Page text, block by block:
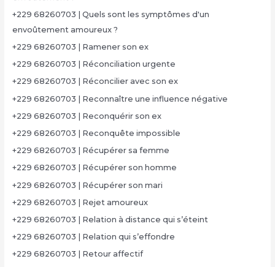
+229 68260703 | Quels sont les symptômes d'un
envoûtement amoureux ?
+229 68260703 | Ramener son ex
+229 68260703 | Réconciliation urgente
+229 68260703 | Réconcilier avec son ex
+229 68260703 | Reconnaître une influence négative
+229 68260703 | Reconquérir son ex
+229 68260703 | Reconquête impossible
+229 68260703 | Récupérer sa femme
+229 68260703 | Récupérer son homme
+229 68260703 | Récupérer son mari
+229 68260703 | Rejet amoureux
+229 68260703 | Relation à distance qui s’éteint
+229 68260703 | Relation qui s’effondre
+229 68260703 | Retour affectif